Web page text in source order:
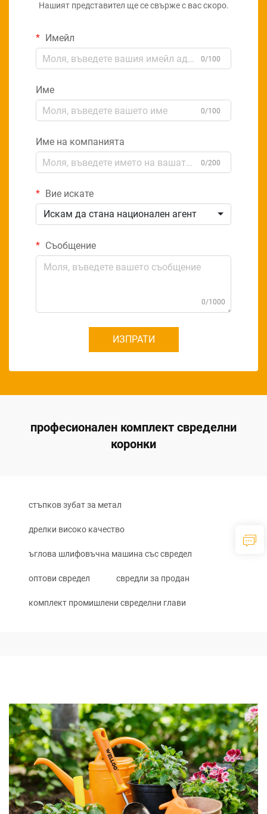
Нашият представител ще се свърже с вас скоро.
Имейл
0/100
Име
0/100
Име на компанията
0/200
Вие искате
Искам да стана национален агент
Съобщение
0/1000
ИЗПРАТИ
професионален комплект свределни
коронки
стъпков зубат за метал
дрелки високо качество
ъглова шлифовъчна машина със свредел
оптови свредел свредли за продан
комплект промишлени свределни глави